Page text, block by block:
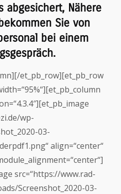
abgesichert, Nähere
Sie von
bei einem
et_pb_row][et_pb_row
wp-
03-
align=“center“
src=“https://www.rad-
Screenshot_2020-03-